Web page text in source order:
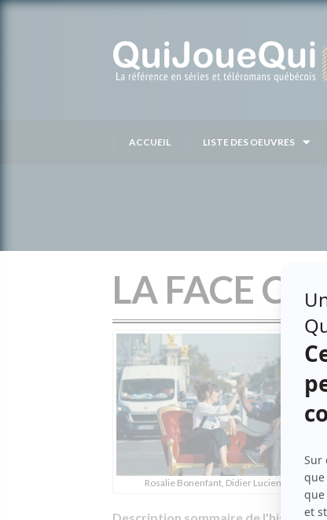
ACCUEIL LISTE DES OEUVRES
LA FACE
Rosalie Bonenfant, Didier Lucien (Source: